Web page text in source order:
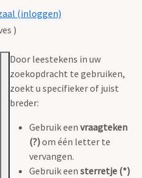
(inloggen)
)
Door leestekens in uw
zoekopdracht te gebruiken,
zoekt u specifieker of juist
breder:
Gebruik een vraagteken
(?)om één letter te
vervangen.
Gebruik een sterretje (*)